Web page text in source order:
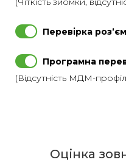
Перевірка
Програмна
(Відсутність МДМ-
Оцінка